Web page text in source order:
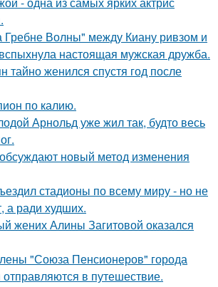
Волны" между Киану ривзом и
настоящая мужская дружба.
тайно женился спустя год после
по калию.
Арнольд уже жил так, будто весь
новый метод изменения
стадионы по всему миру - но не
а ради худших.
жених Алины Загитовой оказался
"Союза Пенсионеров" города
отправляются в путешествие.